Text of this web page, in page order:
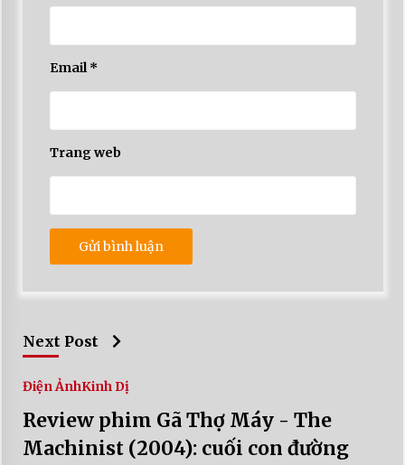
Email*
Trang web
Next Post
Điện ẢnhKinh Dị
Review phim Gã Thợ Máy - The
Machinist (2004): cuối con đường